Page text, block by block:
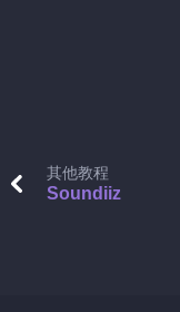
其他教程
Soundiiz